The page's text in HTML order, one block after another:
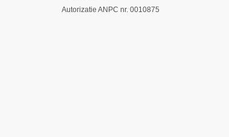
Autorizatie ANPC nr. 0010875